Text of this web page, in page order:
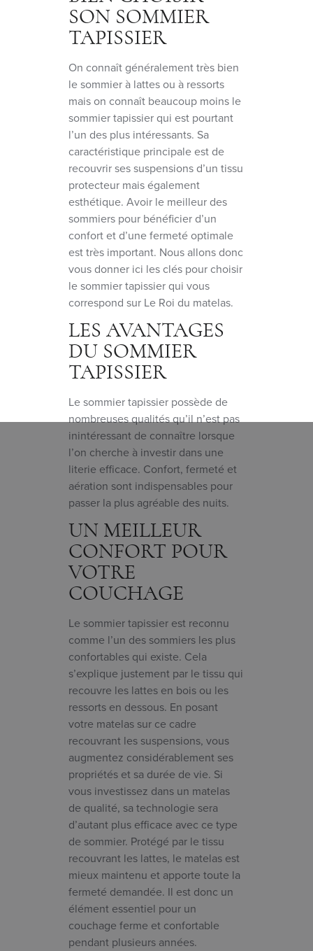
SON SOMMIER
TAPISSIER
On connaît généralement très bien
le sommier à lattes ou à ressorts
mais on connaît beaucoup moins le
sommier tapissier qui est pourtant
l’un des plus intéressants. Sa
caractéristique principale est de
recouvrir ses suspensions d’un tissu
protecteur mais également
esthétique. Avoir le meilleur des
sommiers pour bénéficier d’un
confort et d’une fermeté optimale
est très important. Nous allons donc
vous donner ici les clés pour choisir
le sommier tapissier qui vous
correspond sur Le Roi du matelas.
LES AVANTAGES
DU SOMMIER
TAPISSIER
Le sommier tapissier possède de
nombreuses qualités qu’il n’est pas
inintéressant de connaître lorsque
l’on cherche à investir dans une
literie efficace. Confort, fermeté et
aération sont indispensables pour
passer la plus agréable des nuits.
UN MEILLEUR
CONFORT POUR
VOTRE
COUCHAGE
Le sommier tapissier est reconnu
comme l’un des sommiers les plus
confortables qui existe. Cela
s’explique justement par le tissu qui
recouvre les lattes en bois ou les
ressorts en dessous. En posant
votre matelas sur ce cadre
recouvrant les suspensions, vous
augmentez considérablement ses
propriétés et sa durée de vie. Si
vous investissez dans un matelas
de qualité, sa technologie sera
d’autant plus efficace avec ce type
de sommier. Protégé par le tissu
recouvrant les lattes, le matelas est
mieux maintenu et apporte toute la
fermeté demandée. Il est donc un
élément essentiel pour un
couchage ferme et confortable
pendant plusieurs années.